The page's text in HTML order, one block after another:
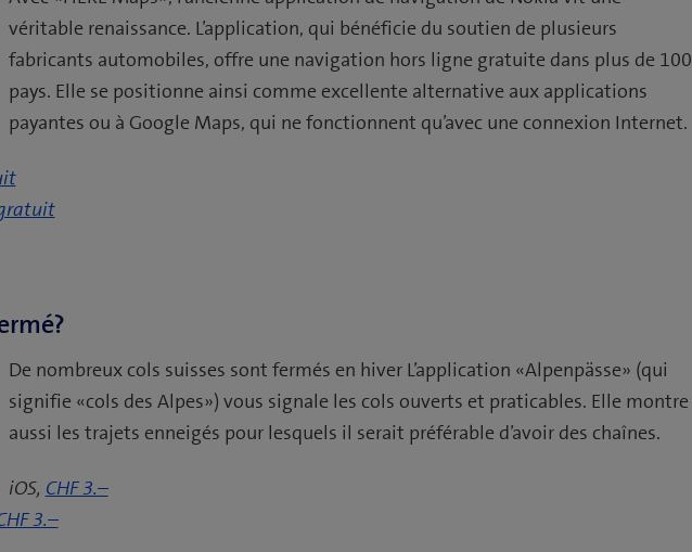
véritable renaissance. L’application, qui bénéficie du soutien de plusieurs
fabricants automobiles, offre une navigation hors ligne gratuite dans plus de 100
pays. Elle se positionne ainsi comme excellente alternative aux applications
payantes ou à Google Maps, qui ne fonctionnent qu’avec une connexion Internet.
De nombreux cols suisses sont fermés en hiver L’application «Alpenpässe» (qui
signifie «cols des Alpes») vous signale les cols ouverts et praticables. Elle montre
aussi les trajets enneigés pour lesquels il serait préférable d’avoir des chaînes.
iOS, CHF 3.–
3.–